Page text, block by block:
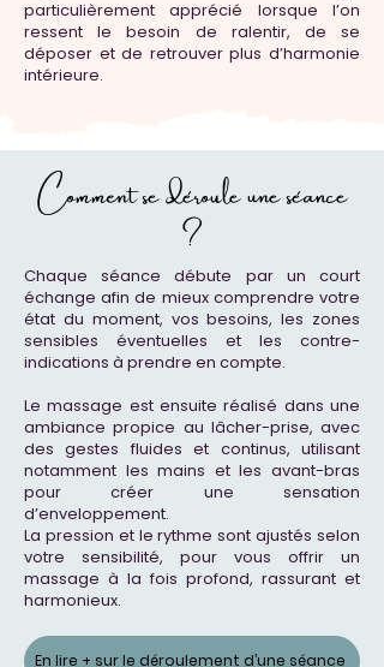
particulièrement apprécié lorsque l’on
ressent le besoin de ralentir, de se
déposer et de retrouver plus d’harmonie
intérieure.
Comment se déroule une séance
?
Chaque séance débute par un court
échange afin de mieux comprendre votre
état du moment, vos besoins, les zones
sensibles éventuelles et les contre-
indications à prendre en compte.
Le massage est ensuite réalisé dans une
ambiance propice au lâcher-prise, avec
des gestes fluides et continus, utilisant
notamment les mains et les avant-bras
pour créer une sensation
d’enveloppement.
La pression et le rythme sont ajustés selon
votre sensibilité, pour vous offrir un
massage à la fois profond, rassurant et
harmonieux.
En lire + sur le déroulement d’une séance